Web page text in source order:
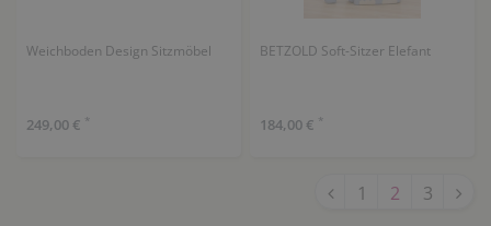
Weichboden Design Sitzmöbel
249,00 € *
BETZOLD Soft-Sitzer Elefant
184,00 € *
1 2 3